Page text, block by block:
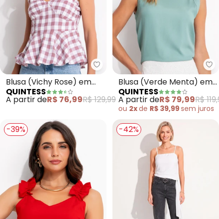
Quintess - Blusa (Vichy Rose)
Blusa (Vichy Rose) em
Tecido Plano de Poliéster
QUINTESS
A partir deR$ 76,99R$ 129,99
Blusa (Verde Menta) em
Viscose Plana
QUINTESS
A partir deR$ 79,99R$
ou 2xde R$ 39,99sem juros
-39% -42%